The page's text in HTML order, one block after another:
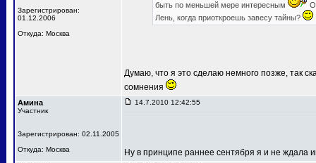
Зарегистрирован:
01.12.2006
Откуда: Москва
быть по меньшей мере интересным
Лень, когда приоткроешь завесу тайны?
Думаю, что я это сделаю немного позже, так
сомнения
Амина
Участник
Зарегистрирован: 02.11.2005
Откуда: Москва
14.7.2010 12:42:55
Ну в принципе раннее сентября я и не